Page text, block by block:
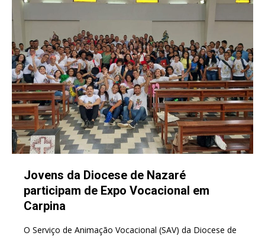
Jovens da Diocese de Nazaré
participam de Expo Vocacional em
Carpina
O Serviço de Animação Vocacional (SAV) da Diocese de